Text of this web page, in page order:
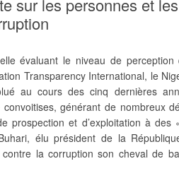
sur les personnes et les
évaluant le niveau de
Transparency International, le
au cours des cinq dernières
générant de nombreux
prospection et d’exploitation à
élu président de la
la corruption son cheval de